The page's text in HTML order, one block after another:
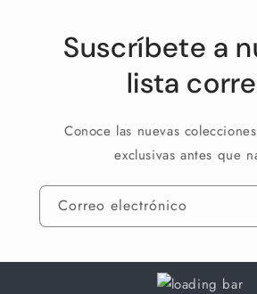
Suscríbete a
lista
Conoce las nuevas
exclusivas antes que
Correo electrónico